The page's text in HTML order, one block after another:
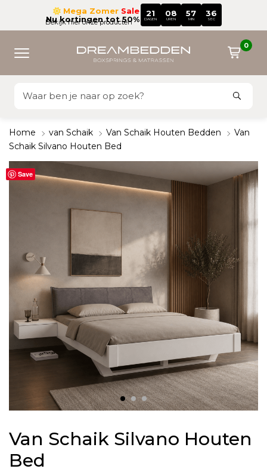
Mega Zomer Sale
Nu kortingen tot 50%
21
DAGEN
08
UREN
57
MIN
36
SEC
Bekijk hier onze producten
0
Home van Schaik Van Schaik Houten Bedden
Van
Schaik Silvano Houten Bed
Save
Van Schaik Silvano Houten
Bed